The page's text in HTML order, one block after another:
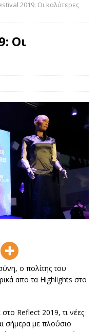
2019: Οι καλύτερες
Οι
ο πολίτης του
απο τα Highlights στο
Reflect 2019, τι νέες
σήμερα με πλούσιο